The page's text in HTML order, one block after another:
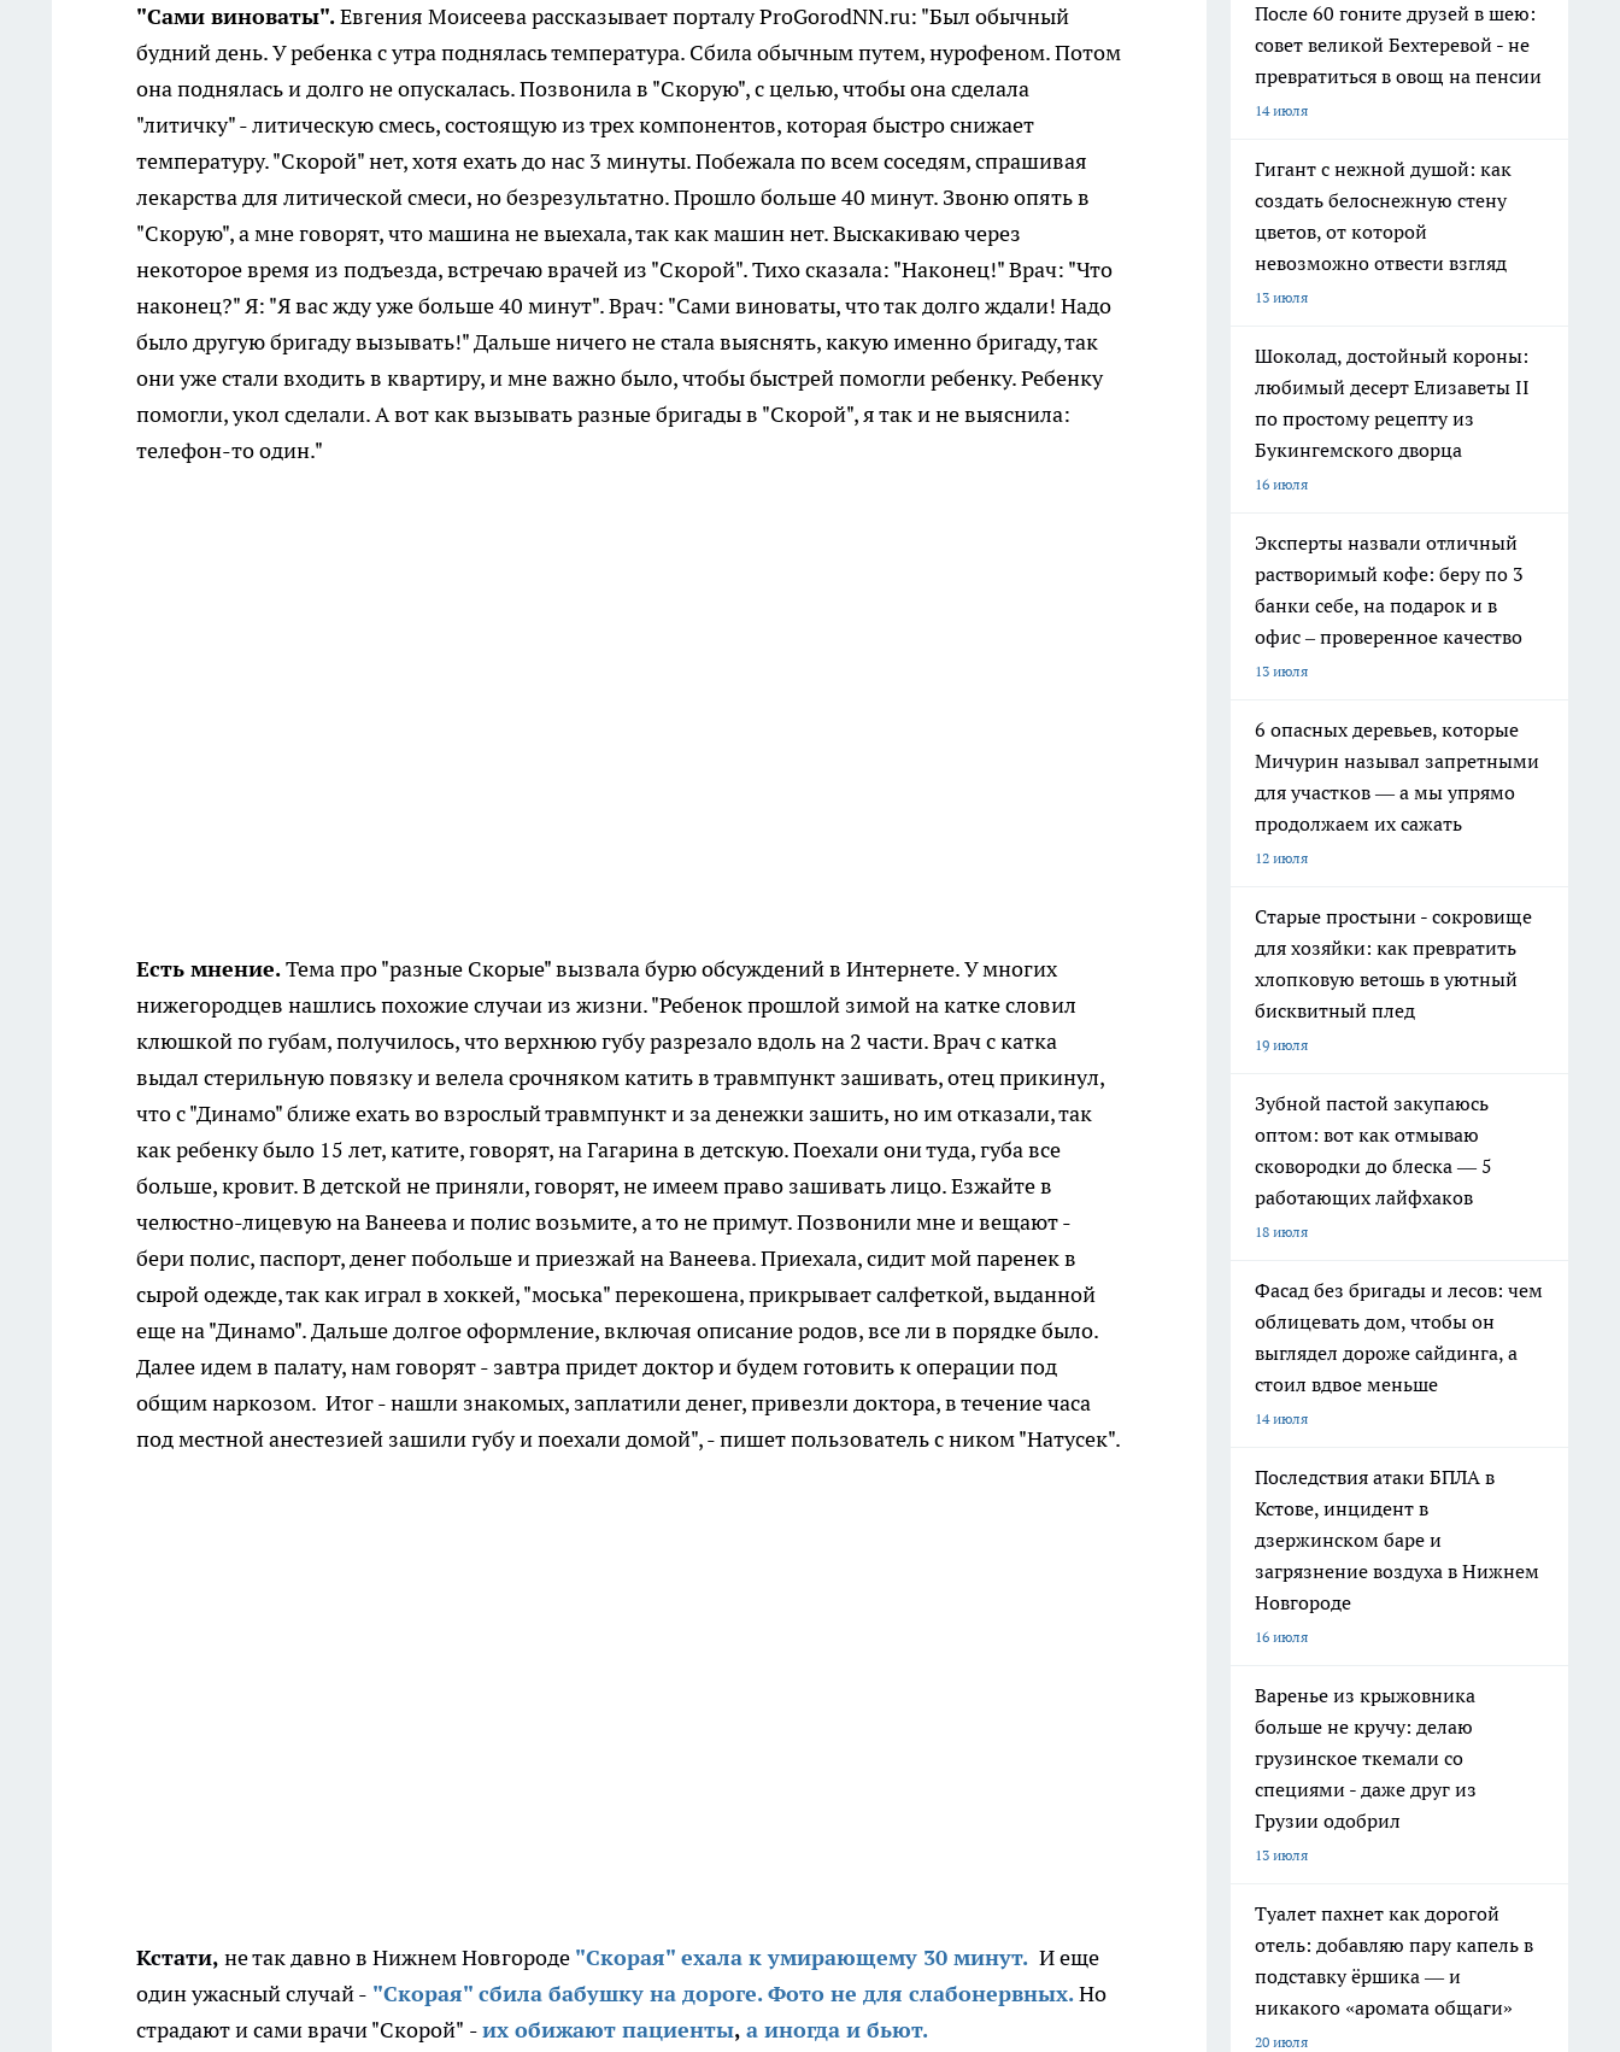
"Сами виноваты".Евгения Моисеева рассказывает порталу ProGorodNN.ru: "Был обычный
будний день. У ребенка с утра поднялась температура. Сбила обычным путем, нурофеном. Потом
она поднялась и долго не опускалась. Позвонила в "Скорую", с целью, чтобы она сделала
"литичку" - литическую смесь, состоящую из трех компонентов, которая быстро снижает
температуру. "Скорой" нет, хотя ехать до нас 3 минуты. Побежала по всем соседям, спрашивая
лекарства для литической смеси, но безрезультатно. Прошло больше 40 минут. Звоню опять в
"Скорую", а мне говорят, что машина не выехала, так как машин нет. Выскакиваю через
некоторое время из подъезда, встречаю врачей из "Скорой". Тихо сказала: "Наконец!" Врач: "Что
наконец?" Я: "Я вас жду уже больше 40 минут". Врач: "Сами виноваты, что так долго ждали! Надо
было другую бригаду вызывать!" Дальше ничего не стала выяснять, какую именно бригаду, так
они уже стали входить в квартиру, и мне важно было, чтобы быстрей помогли ребенку. Ребенку
помогли, укол сделали. А вот как вызывать разные бригады в "Скорой", я так и не выяснила:
телефон-то один."
Есть мнение.Тема про "разные Скорые" вызвала бурю обсуждений в Интернете. У многих
нижегородцев нашлись похожие случаи из жизни. "Ребенок прошлой зимой на катке словил
клюшкой по губам, получилось, что верхнюю губу разрезало вдоль на 2 части. Врач с катка
выдал стерильную повязку и велела срочняком катить в травмпункт зашивать, отец прикинул,
что с "Динамо" ближе ехать во взрослый травмпункт и за денежки зашить, но им отказали, так
как ребенку было 15 лет, катите, говорят, на Гагарина в детскую. Поехали они туда, губа все
больше, кровит. В детской не приняли, говорят, не имеем право зашивать лицо. Езжайте в
челюстно-лицевую на Ванеева и полис возьмите, а то не примут. Позвонили мне и вещают -
бери полис, паспорт, денег побольше и приезжай на Ванеева. Приехала, сидит мой паренек в
сырой одежде, так как играл в хоккей, "моська" перекошена, прикрывает салфеткой, выданной
еще на "Динамо". Дальше долгое оформление, включая описание родов, все ли в порядке было.
Далее идем в палату, нам говорят - завтра придет доктор и будем готовить к операции под
общим наркозом. Итог - нашли знакомых, заплатили денег, привезли доктора, в течение часа
под местной анестезией зашили губу и поехали домой", - пишет пользователь с ником "Натусек".
Кстати, не так давно в Нижнем Новгороде "Скорая" ехала к умирающему 30 минут. И еще
один ужасный случай - "Скорая" сбила бабушку на дороге. Фото не для слабонервных. Но
страдают и сами врачи "Скорой" -их обижают пациенты, а иногда и бьют.
После 60 гоните друзей в шею:
совет великой Бехтеревой - не
превратиться в овощ на пенсии
14 июля
Гигант с нежной душой: как
создать белоснежную стену
цветов, от которой
невозможно отвести взгляд
13 июля
Шоколад, достойный короны:
любимый десерт Елизаветы II
по простому рецепту из
Букингемского дворца
16 июля
Эксперты назвали отличный
растворимый кофе: беру по 3
банки себе, на подарок и в
офис – проверенное качество
13 июля
6 опасных деревьев, которые
Мичурин называл запретными
для участков — а мы упрямо
продолжаем их сажать
12 июля
Старые простыни - сокровище
для хозяйки: как превратить
хлопковую ветошь в уютный
бисквитный плед
19 июля
Зубной пастой закупаюсь
оптом: вот как отмываю
сковородки до блеска — 5
работающих лайфхаков
18 июля
Фасад без бригады и лесов: чем
облицевать дом, чтобы он
выглядел дороже сайдинга, а
стоил вдвое меньше
14 июля
Последствия атаки БПЛА в
Кстове, инцидент в
дзержинском баре и
загрязнение воздуха в Нижнем
Новгороде
16 июля
Варенье из крыжовника
больше не кручу: делаю
грузинское ткемали со
специями - даже друг из
Грузии одобрил
13 июля
Туалет пахнет как дорогой
отель: добавляю пару капель в
подставку ёршика — и
никакого «аромата общаги»
20 июля